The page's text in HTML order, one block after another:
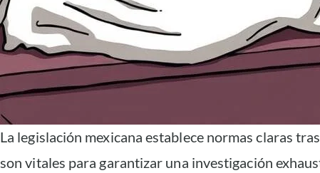
La legislación mexicana establece normas claras
son vitales para garantizar una investigación